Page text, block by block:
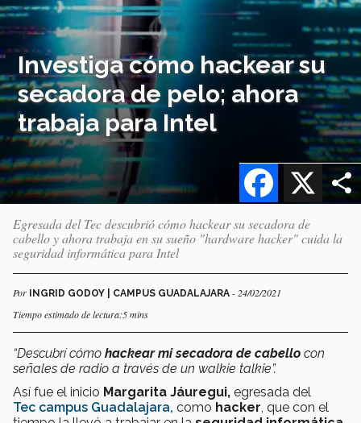
Investiga cómo hackear su
secadora de pelo; ahora
trabaja para Intel
X
Facebook
Egresada del Tec descubrió cómo hackear su secadora de
cabello y ahora trabaja en su sueño "hardware hacker" cuida la
seguridad informática para Intel
Por INGRID GODOY | CAMPUS GUADALAJARA - 24/02/2021
Tiempo estimado de lectura:5 mins
“Descubrí cómo hackear mi secadora de cabello con
señales de radio a través de un walkie talkie”.
Así fue el inicio Margarita Jáuregui, egresada del
Tec campus Guadalajara, como hacker , que con el